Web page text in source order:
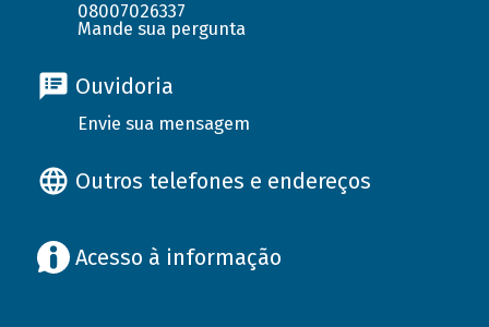
08007026337
Mande sua pergunta
Ouvidoria
Envie sua mensagem
Outros telefones e endereços
Acesso à informação